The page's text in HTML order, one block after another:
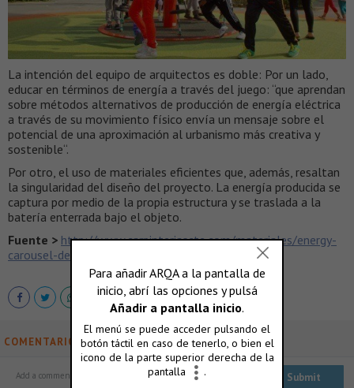
La intención del equipo de arquitectos es doble: Por un lado,
educar en términos de energía a través del juego: “que aprendan
sobre métodos alternativos de producción de energía eléctrica
a través de su movimiento físico envía un mensaje sobre el
potencial de una aproximación al urbanismo más creativa y
sostenible“.
Por otro, el uso de materiales eficientes que, además, resaltan
la singularidad del diseño del proyecto. La energía producida se
captura por medio de la propia estructura y se traslada a la
batería enterrada bajo el objeto.
Fuente > http://www.carpinteriascte.com/materiales/energy-
carousel-de-ecosistema-urbano/
COMENTARIOS